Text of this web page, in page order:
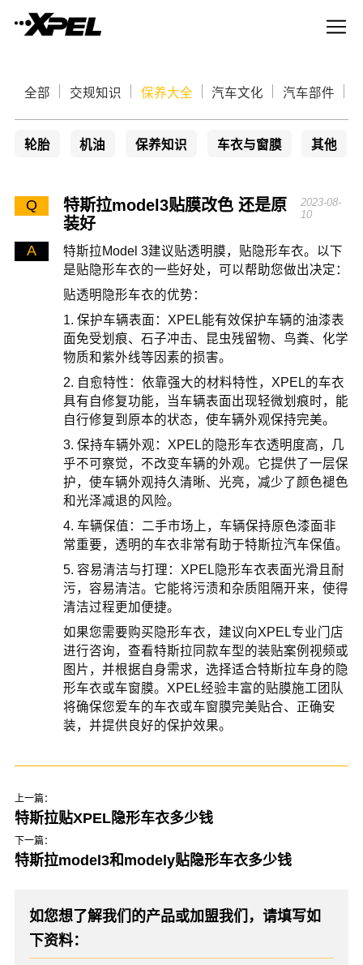
全部 交规知识 保养大全 汽车文化 汽车部件
轮胎 机油 保养知识 车衣与窗膜 其他
Q
特斯拉model3贴膜改色 还是原
装好
2023-08-
10
A
特斯拉Model 3建议贴透明膜，贴隐形车衣。以下
是贴隐形车衣的一些好处，可以帮助您做出决定：
贴透明隐形车衣的优势：
1. 保护车辆表面：XPEL能有效保护车辆的油漆表
面免受划痕、石子冲击、昆虫残留物、鸟粪、化学
物质和紫外线等因素的损害。
2. 自愈特性：依靠强大的材料特性，XPEL的车衣
具有自修复功能，当车辆表面出现轻微划痕时，能
自行修复到原本的状态，使车辆外观保持完美。
3. 保持车辆外观：XPEL的隐形车衣透明度高，几
乎不可察觉，不改变车辆的外观。它提供了一层保
护，使车辆外观持久清晰、光亮，减少了颜色褪色
和光泽减退的风险。
4. 车辆保值：二手市场上，车辆保持原色漆面非
常重要，透明的车衣非常有助于特斯拉汽车保值。
5. 容易清洁与打理：XPEL隐形车衣表面光滑且耐
污，容易清洁。它能将污渍和杂质阻隔开来，使得
清洁过程更加便捷。
如果您需要购买隐形车衣，建议向XPEL专业门店
进行咨询，查看特斯拉同款车型的装贴案例视频或
图片，并根据自身需求，选择适合特斯拉车身的隐
形车衣或车窗膜。XPEL经验丰富的贴膜施工团队
将确保您爱车的车衣或车窗膜完美贴合、正确安
装，并提供良好的保护效果。
上一篇：
特斯拉贴XPEL隐形车衣多少钱
下一篇：
特斯拉model3和modely贴隐形车衣多少钱
如您想了解我们的产品或加盟我们，请填写如
下资料：